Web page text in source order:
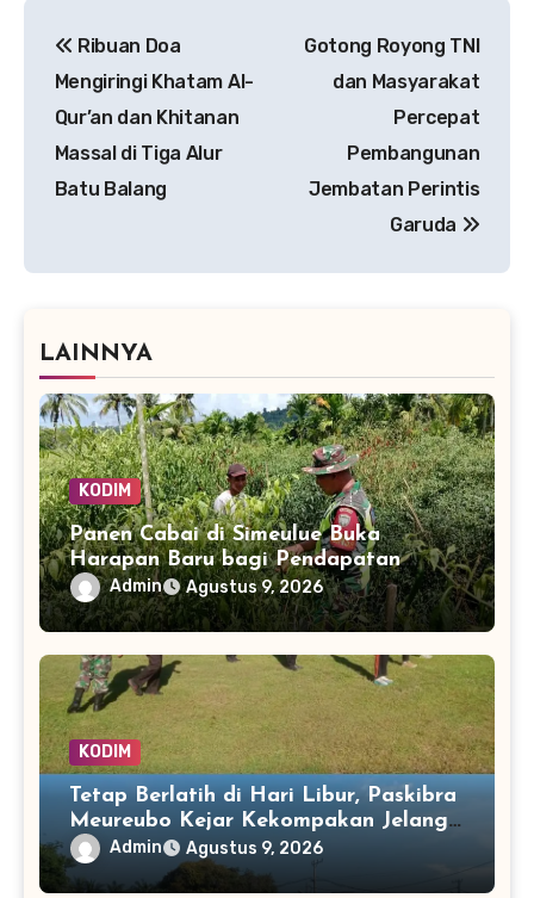
pos
Ribuan Doa
Mengiringi Khatam Al-
Qur’an dan Khitanan
Massal di Tiga Alur
Batu Balang
Gotong Royong TNI
dan Masyarakat
Percepat
Pembangunan
Jembatan Perintis
Garuda
LAINNYA
KODIM
Panen Cabai di Simeulue Buka
Harapan Baru bagi Pendapatan
Petani Teluk Dalam
Admin Agustus 9, 2026
KODIM
Tetap Berlatih di Hari Libur, Paskibra
Meureubo Kejar Kekompakan Jelang
17 Agustus
Admin Agustus 9, 2026